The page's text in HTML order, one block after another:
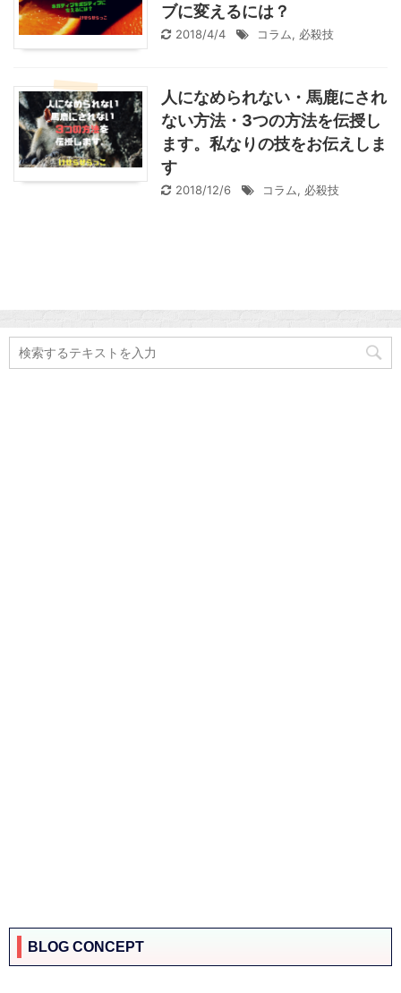
ブに変えるには？
2018/4/4 コラム, 必殺技
人になめられない・馬鹿にされ
ない方法・3つの方法を伝授し
ます。私なりの技をお伝えしま
す
2018/12/6 コラム, 必殺技
BLOG CONCEPT